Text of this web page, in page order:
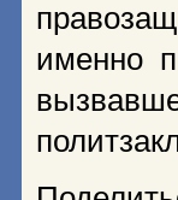
именно